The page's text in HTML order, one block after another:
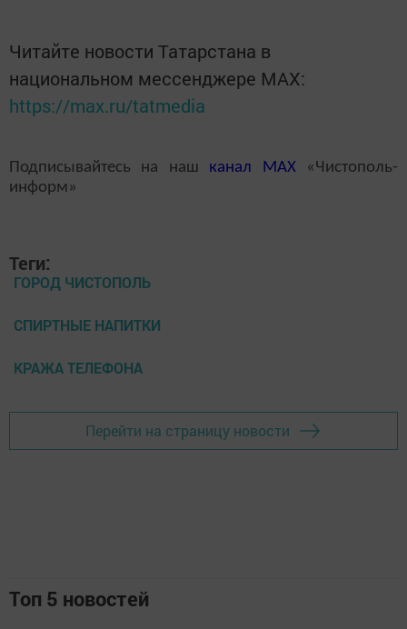
Читайте новости Татарстана в
национальном мессенджере MАХ:
https://max.ru/tatmedia
Подписывайтесь на наш канал MAX«Чистополь-
информ»
Теги:
ГОРОД ЧИСТОПОЛЬ
СПИРТНЫЕ НАПИТКИ
КРАЖА ТЕЛЕФОНА
Перейти на страницу новости
Топ 5 новостей